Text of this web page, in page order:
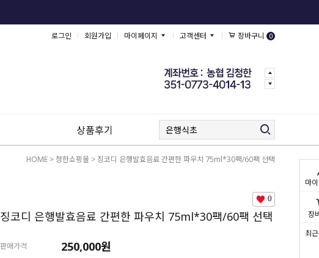
마
장
최
로그인 회원가입 마이페이지 고객센터 장바구니 0
상품후기
HOME > 청한쇼핑몰 > 징코디 은행발효음료 간편한 파우치 75ml*30팩/60팩 선택
0
징코디 은행발효음료 간편한 파우치 75ml*30팩/60팩 선택
판매가격 250,000원